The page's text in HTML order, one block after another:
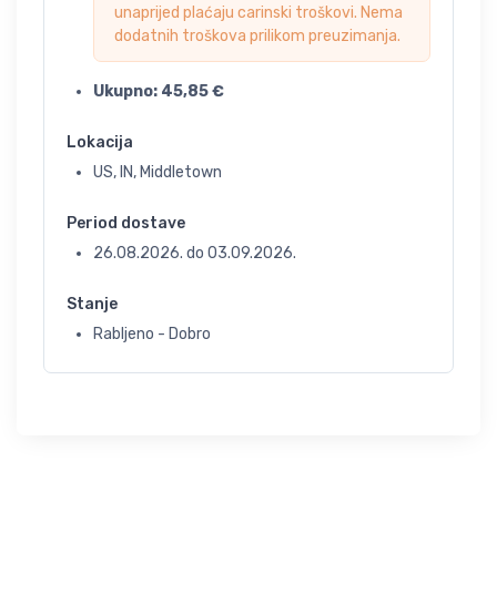
unaprijed plaćaju carinski troškovi. Nema
dodatnih troškova prilikom preuzimanja.
Ukupno: 45,85€
Lokacija
US, IN, Middletown
Period dostave
26.08.2026. do 03.09.2026.
Stanje
Rabljeno - Dobro